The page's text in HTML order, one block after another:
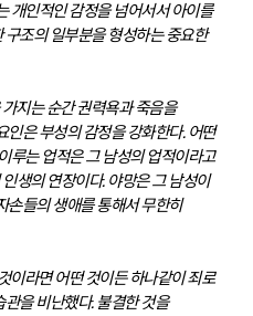
개인적인 감정을 넘어서서 아이를
조의 일부분을 형성하는 중요한
가지는 순간 권력욕과 죽음을
인은 부성의 감정을 강화한다. 어떤
루는 업적은 그 남성의 업적이라고
생의 연장이다. 야망은 그 남성이
손들의 생애를 통해서 무한히
이라면 어떤 것이든 하나같이 죄로
을 비난했다. 불결한 것을